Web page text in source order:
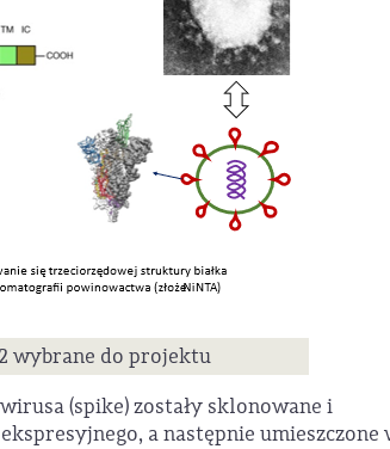
wybrane do projektu
(spike) zostały sklonowane i
a następnie umieszczone